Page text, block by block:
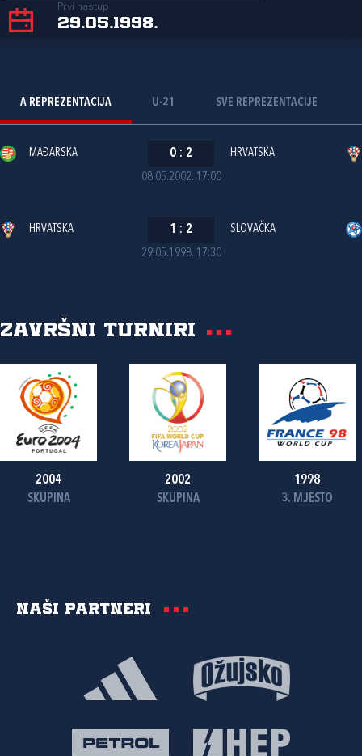
Prvi nastup
29.05.1998.
A REPREZENTACIJA U-21 SVE REPREZENTACIJE
08.05.2002. 17:00
MAĐARSKA 0 : 2 HRVATSKA
29.05.1998. 17:30
HRVATSKA 1 : 2 SLOVAČKA
Završni turniri
2004
SKUPINA
2002
SKUPINA
1998
3. MJESTO
Naši partneri